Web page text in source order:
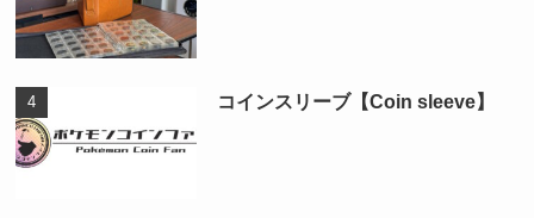
コインスリーブ【Coin sleeve】